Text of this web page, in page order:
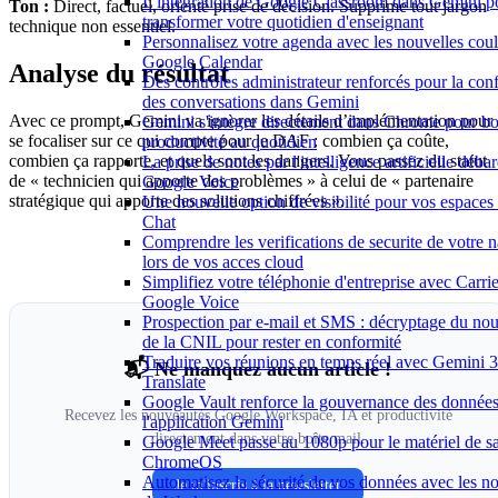
transformer votre quotidien d'enseignant
Personnalisez votre agenda avec les nouvelles
Google Calendar
Des contrôles administrateur renforcés pour la
des conversations dans Gemini
Gemini s'intègre directement dans Chrome pour
productivité au quotidien
La prise de notes par l'intelligence artificielle
Google Voice
Une nouvelle option de visibilité pour vos
Chat
Comprendre les verifications de securite de votre
lors de vos acces cloud
Simplifiez votre téléphonie d'entreprise avec
Google Voice
Prospection par e-mail et SMS : décryptage du
de la CNIL pour rester en conformité
Traduire vos réunions en temps réel avec Gemini
Translate
Google Vault renforce la gouvernance des
l'application Gemini
Google Meet passe au 1080p pour le matériel de
ChromeOS
Automatisez la sécurité de vos données avec les
Ton : Direct, factuel, orienté prise de décision. Supprime tout jargon
technique non essentiel.
Analyse du résultat
Avec ce prompt, Gemini va ignorer les détails d’implémentation pour
se focaliser sur ce qui compte pour le DAF : combien ça coûte,
combien ça rapporte, et quels sont les dangers. Vous passez du statut
de « technicien qui apporte des problèmes » à celui de « partenaire
stratégique qui apporte des solutions chiffrées ».
📬 Ne manquez aucun article !
Recevez les nouveautés Google Workspace, IA et productivité
directement dans votre boîte mail.
Je m'inscris à la newsletter